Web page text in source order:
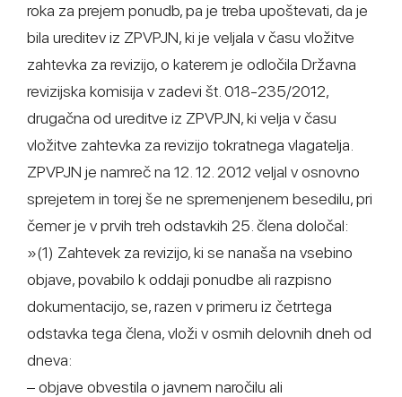
roka za prejem ponudb, pa je treba upoštevati, da je
bila ureditev iz ZPVPJN, ki je veljala v času vložitve
zahtevka za revizijo, o katerem je odločila Državna
revizijska komisija v zadevi št. 018-235/2012,
drugačna od ureditve iz ZPVPJN, ki velja v času
vložitve zahtevka za revizijo tokratnega vlagatelja.
ZPVPJN je namreč na 12. 12. 2012 veljal v osnovno
sprejetem in torej še ne spremenjenem besedilu, pri
čemer je v prvih treh odstavkih 25. člena določal:
»(1) Zahtevek za revizijo, ki se nanaša na vsebino
objave, povabilo k oddaji ponudbe ali razpisno
dokumentacijo, se, razen v primeru iz četrtega
odstavka tega člena, vloži v osmih delovnih dneh od
dneva:
– objave obvestila o javnem naročilu ali